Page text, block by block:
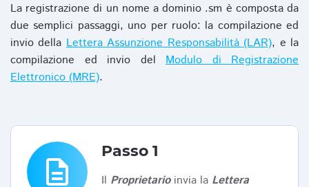
La registrazione di un nome a dominio .sm è composta da
due semplici passaggi, uno per ruolo: la compilazione ed
invio dellaLettera Assunzione Responsabilità (LAR), e la
compilazione ed invio del Modulo di Registrazione
Elettronico (MRE).
description
Passo 1
Il Proprietarioinvia la Lettera